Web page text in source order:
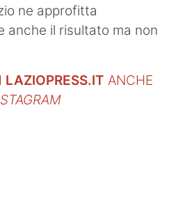
ne approfitta
anche il risultato ma non
LAZIOPRESS.IT ANCHE